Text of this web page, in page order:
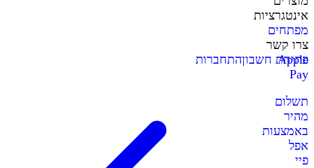
אינטגרציות
מפתחים
צרו קשר
Apple
Pay
תשלום
מהיר
באמצעות
אפל
פיי
פתיחת חשבוןהתחברות